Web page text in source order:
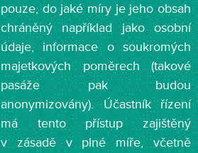
pouze, do jaké míry je jeho obsah
chráněný například jako osobní
údaje, informace o soukromých
majetkových poměrech (takové
pasáže pak budou
anonymizovány). Účastník řízení
má tento přístup zajištěný
v zásadě v plné míře, včetně